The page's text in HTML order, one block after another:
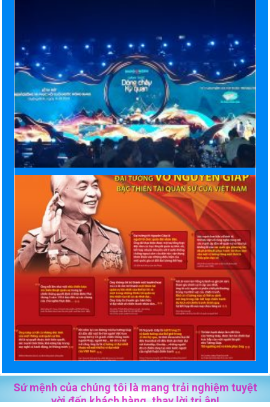
Sứ mệnh của chúng tôi là mang trải nghiệm tuyệt
vời đến khách hàng, thay lời tri ân!